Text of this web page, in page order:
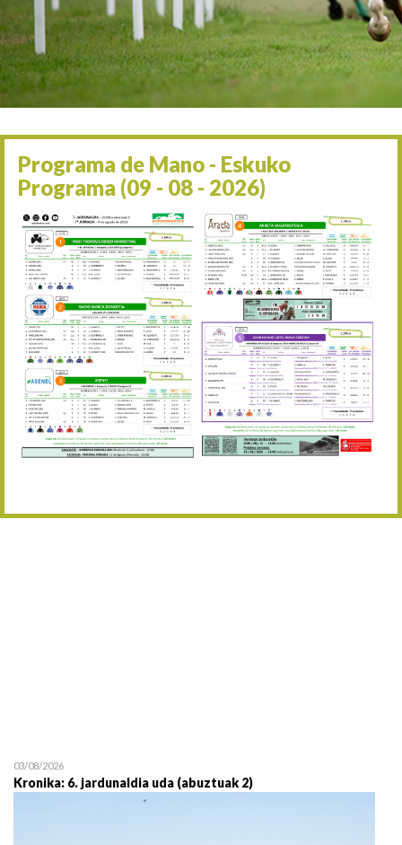
06/09 17:30 Irailaren 6a / 6 de
13/09 17:30 Irailaren 13a / 13 de
30/09 11:30 Irailaren 30a / 30 de
11/06 11:30
05/07 11:30 Uztailaren 5a / 5 de julio
12/07 11:30 Uztailaren 12a / 12 de
19/07 11:30 Uztailaren 19a / 19 de
25/07 11:30 Uztailaren 25a / 25 de
02/08 17:30 Abuztuaren 2a / 2 de
09/08 17:30 Abuztuaren 9a / 9 de
12/08 12:08 Abuztaren 12a / 12 de
15/08 17:05 Abuztuaren 15a / 15 de
30/08 17:30 Abuztuaren 30a / 30 de
19/07 11:30
Programa de Mano - Eskuko
Programa (09 - 08 - 2026)
03/08/2026
Kronika: 6. jardunaldia uda (abuztuak 2)